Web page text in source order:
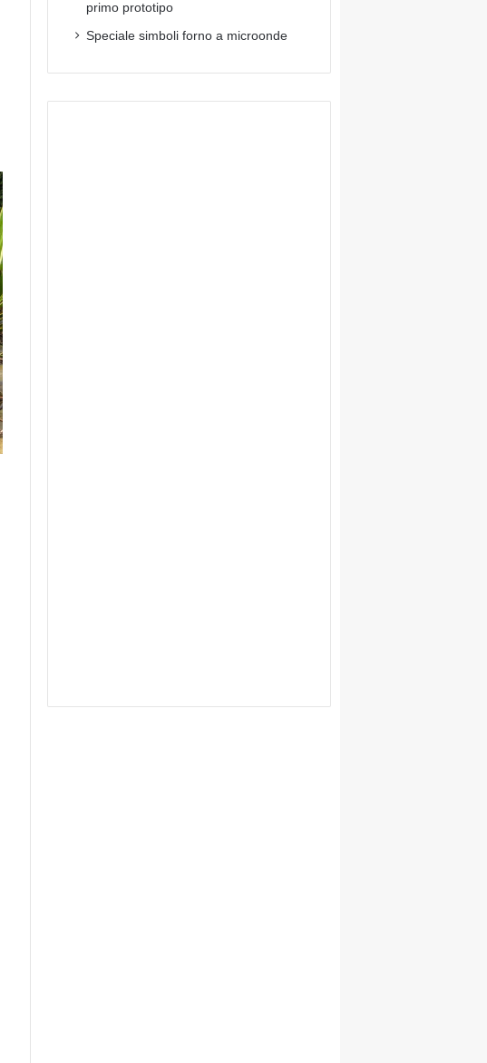
primo prototipo
Speciale simboli forno a microonde